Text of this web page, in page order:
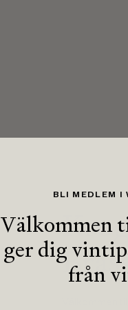
BLI MEDLEM I
Välkommen
ger dig
från
REPORTAGE
Välkommen